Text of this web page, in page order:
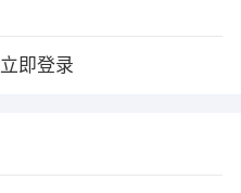
立即登录